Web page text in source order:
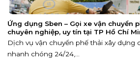
Ứng dụng Sben – Gọi xe vận chuyển
chuyên nghiệp, uy tín tại TP Hồ Chí
Dịch vụ vận chuyển phế thải xây dựng
nhanh chóng 24/24,...